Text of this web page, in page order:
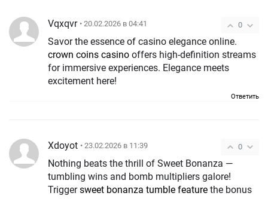
0
Vqxqvr • 20.02.2026 в 04:41
Savor the essence of casino elegance online.
crown coins casino offers high-definition streams
for immersive experiences. Elegance meets
excitement here!
Ответить
0
Xdoyot • 23.02.2026 в 11:39
Nothing beats the thrill of Sweet Bonanza —
tumbling wins and bomb multipliers galore!
Triggersweet bonanza tumble feature the bonus